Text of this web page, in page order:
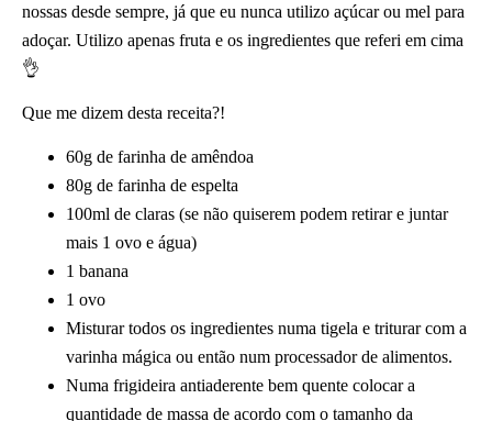
nossas desde sempre, já que eu nunca utilizo açúcar ou mel para
adoçar. Utilizo apenas fruta e os ingredientes que referi em cima
👌
Que me dizem desta receita?!
60g de farinha de amêndoa
80g de farinha de espelta
100ml de claras (se não quiserem podem retirar e juntar
mais 1 ovo e água)
1 banana
1 ovo
Misturar todos os ingredientes numa tigela e triturar com a
varinha mágica ou então num processador de alimentos.
Numa frigideira antiaderente bem quente colocar a
quantidade de massa de acordo com o tamanho da